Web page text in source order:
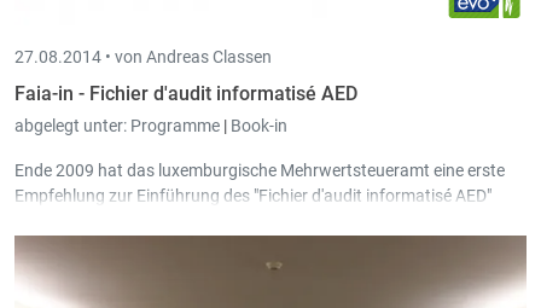
27.08.2014 • von Andreas Classen
Faia-in - Fichier d'audit informatisé AED
abgelegt unter: Programme | Book-in
Ende 2009 hat das luxemburgische Mehrwertsteueramt eine erste
Empfehlung zur Einführung des "Fichier d'audit informatisé AED"
Systemen von Steuerpflichtigen und dem Mehrwertsteueramt zu
vereinfachen. Die Einführung von FAIA dient der grundlegenden